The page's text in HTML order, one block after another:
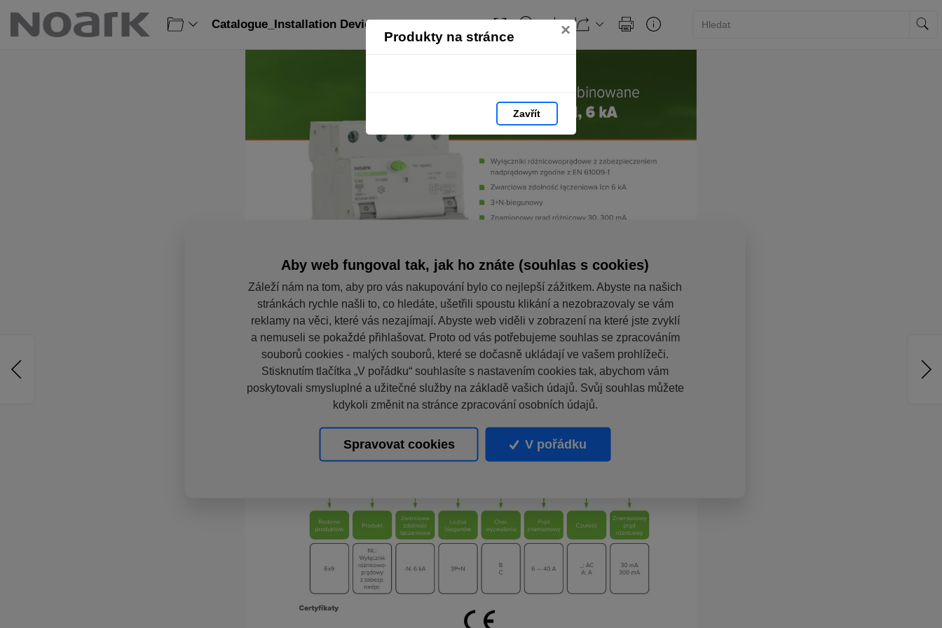
Produkty na stránce ×
Zavřít
Catalogue_Installation Devices_PL: strana 107
Aby web fungoval tak, jak ho znáte (souhlas s cookies)
Záleží nám na tom, aby pro vás nakupování bylo co nejlepší zážitkem. Abyste na našich
stránkách rychle našli to, co hledáte, ušetřili spoustu klikání a nezobrazovaly se vám
reklamy na věci, které vás nezajímají. Abyste web viděli v zobrazení na které jste zvyklí
a nemuseli se pokaždé přihlašovat. Proto od vás potřebujeme souhlas se zpracováním
souborů cookies - malých souborů, které se dočasně ukládají ve vašem prohlížeči.
Stisknutím tlačítka „V pořádku“ souhlasíte s nastavením cookies tak, abychom vám
poskytovali smysluplné a užitečné služby na základě vašich údajů. Svůj souhlas můžete
kdykoli změnit na stránce zpracování osobních údajů.
Spravovat cookies V pořádku